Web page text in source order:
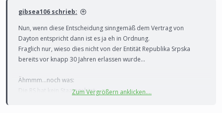
gibsea106 schrieb:
Nun, wenn diese Entscheidung sinngemäß dem Vertrag von
Dayton entspricht dann ist es ja eh in Ordnung.
Fraglich nur, wieso dies nicht von der Entität Republika Srpska
bereits vor knapp 30 Jahren erlassen wurde...
Ähmmm...noch was:
Die RS hat kein Staatsgebiet.Zum Vergrößern anklicken....